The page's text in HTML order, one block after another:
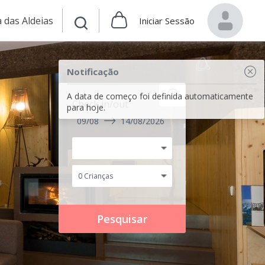
das Aldeias Iniciar Sessão
Notificação
A data de começo foi definida automaticamente
para hoje.
Check in/out
09/08 14/08/2026